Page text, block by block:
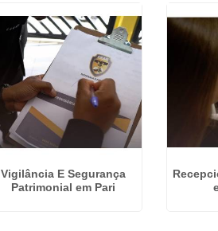
Vigilância E Segurança
Patrimonial em Pari